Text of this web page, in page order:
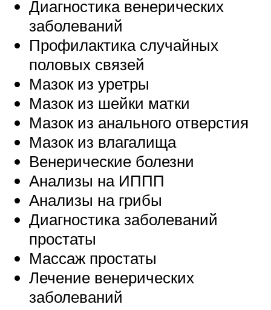
Диагностика венерических
заболеваний
Профилактика случайных
половых связей
Мазок из уретры
Мазок из шейки матки
Мазок из анального отверстия
Мазок из влагалища
Венерические болезни
Анализы на ИППП
Анализы на грибы
Диагностика заболеваний
простаты
Массаж простаты
Лечение венерических
заболеваний